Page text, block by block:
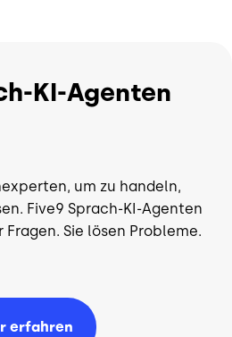
KI-Agenten
um zu handeln,
Five9 Sprach-KI-Agenten
Sie lösen Probleme.
erfahren